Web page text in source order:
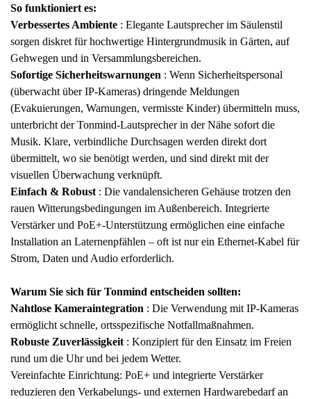
So funktioniert es:
Verbessertes Ambiente : Elegante Lautsprecher im Säulenstil
sorgen diskret für hochwertige Hintergrundmusik in Gärten, auf
Gehwegen und in Versammlungsbereichen.
Sofortige Sicherheitswarnungen : Wenn Sicherheitspersonal
(überwacht über IP-Kameras) dringende Meldungen
(Evakuierungen, Warnungen, vermisste Kinder) übermitteln muss,
unterbricht der Tonmind-Lautsprecher in der Nähe sofort die
Musik. Klare, verbindliche Durchsagen werden direkt dort
übermittelt, wo sie benötigt werden, und sind direkt mit der
visuellen Überwachung verknüpft.
Einfach & Robust : Die vandalensicheren Gehäuse trotzen den
rauen Witterungsbedingungen im Außenbereich. Integrierte
Verstärker und PoE+-Unterstützung ermöglichen eine einfache
Installation an Laternenpfählen – oft ist nur ein Ethernet-Kabel für
Strom, Daten und Audio erforderlich.
Warum Sie sich für Tonmind entscheiden sollten:
Nahtlose Kameraintegration : Die Verwendung mit IP-Kameras
ermöglicht schnelle, ortsspezifische Notfallmaßnahmen.
Robuste Zuverlässigkeit : Konzipiert für den Einsatz im Freien
rund um die Uhr und bei jedem Wetter.
Vereinfachte Einrichtung: PoE+ und integrierte Verstärker
reduzieren den Verkabelungs- und externen Hardwarebedarf an